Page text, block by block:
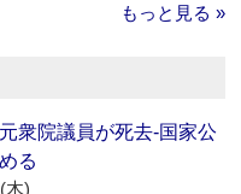
もっと見る »
衆院議員が死去‐国家公
る
木)